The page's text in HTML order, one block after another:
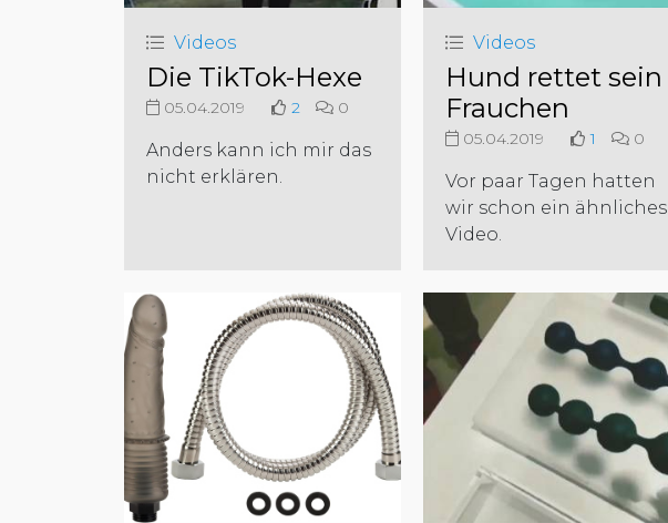
Videos
Die TikTok-Hexe
05.04.2019 2 0
Anders kann ich mir das
nicht erklären.
Videos
Hund rettet sein
Frauchen
05.04.2019 1 0
Vor paar Tagen hatten
wir schon ein ähnliches
Video.